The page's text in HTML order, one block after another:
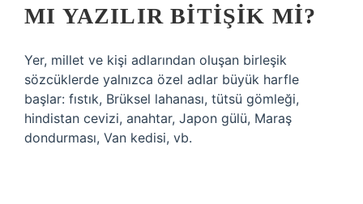
MI YAZILIR BITIŞIK MI?
Yer, millet ve kişi adlarından oluşan birleşik
sözcüklerde yalnızca özel adlar büyük harfle
başlar: fıstık, Brüksel lahanası, tütsü gömleği,
hindistan cevizi, anahtar, Japon gülü, Maraş
dondurması, Van kedisi, vb.